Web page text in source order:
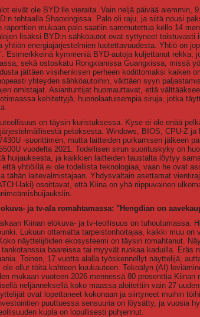
eivät ole BYD:lle vieraita. Vain neljä päivää aiemmin,
tehtaalla Shaoxingissa. Palo oli raju, ja siitä nousi
raporttien mukaan palo saatiin sammutettua kello 14
lisäksi BYD:n sähköautot ovat syttyneet
yhtiön energiajärjestelmien luotettavuudesta. Yhtiö on
Esimerkkeinä kymmeniä BYD-autoja kuljettanut rekka,
sekä ostoskatu Rongxianissa Guangxissa, missä
jättäen viisihenkisen perheen kodittomaksi kaiken
yhteyden sähköautoihin, väittäen syyn
omistajat. Asiantuntijat huomauttavat, että
kehitettyjä, huonolaatuisempia siruja, jotka
on täysin kuristuksessa. Kyse ei ole enää
petoksesta. Windows, BIOS, CPU-Z
-suorittimen, mutta laitteiden purkamisen jälkeen
vuodelta 2021. Todellisen sirun suorituskyky on
huijauksesta, ja kaikkien laitteiden taustalta löytyy
että yhtiöillä ei ole todellista teknologiaa, vaan he ovat
tähän laitevalmistajaan. Yhdysvaltain asettamat
laki) osoittavat, että Kiina on yhä riippuvainen
ja tv-ala romahtamassa: "Hengdian on
Kiinan elokuva- ja tv-teollisuus on tuhoutumassa.
Lukuun ottamatta tarpeistonhoitajaa, kaikki muu
näyttelijöiden ekosysteemi on täysin romahtanut.
baareissa tai myyvät ruokaa kaduilla. Eräs
Toinen, 17 vuotta alalla työskennellyt näyttelijä,
ole ollut töitä kahteen kuukauteen. Tekoälyn (AI)
mukaan vuoteen 2026 mennessä 80 prosenttia
neljänneksellä koko maassa aloitettiin vain 27
ovat lopettaneet kokonaan ja siirtyneet muihin
puuttuessa sensuuria on löysätty, ja vuosia
kupla on lopullisesti puhjennut.